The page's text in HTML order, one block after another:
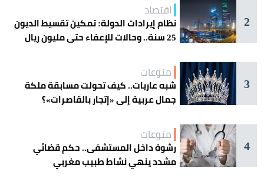
2
اقتصاد
نظام إيرادات الدولة: تمكين تقسيط الديون
25 سنة.. وحالات للإعفاء حتى مليون ريال
3
منوعات
شبه عاريات.. كيف تحولت مسابقة ملكة
جمال عربية إلى «إتجار بالقاصرات»؟
4
منوعات
رشوة داخل المستشفى.. حكم قضائي
مشدد ينهي نشاط طبيب مغربي